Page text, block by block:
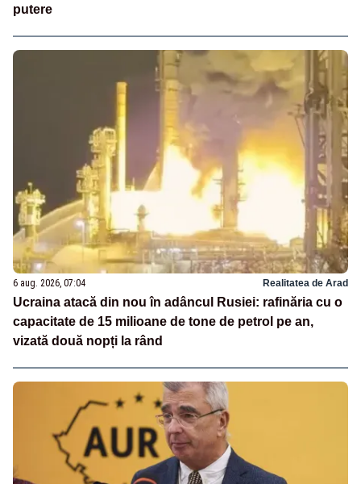
putere
6 aug. 2026, 07:04 Realitatea de Arad
Ucraina atacă din nou în adâncul Rusiei: rafinăria cu o
capacitate de 15 milioane de tone de petrol pe an,
vizată două nopți la rând